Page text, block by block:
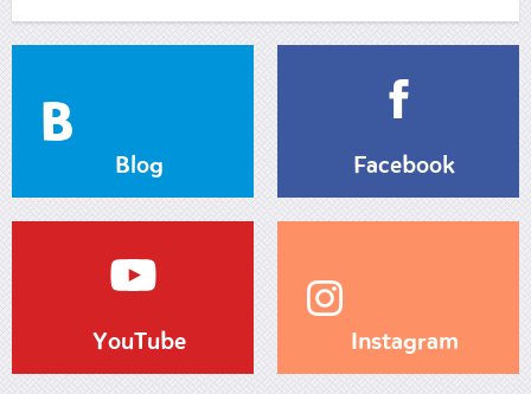
Blog Facebook
YouTube Instagram